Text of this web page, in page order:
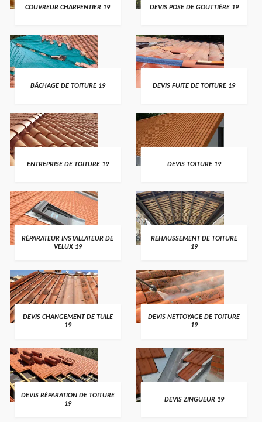
COUVREUR CHARPENTIER 19 DEVIS POSE DE GOUTTIÈRE 19
BÂCHAGE DE TOITURE 19 DEVIS FUITE DE TOITURE 19
ENTREPRISE DE TOITURE 19 DEVIS TOITURE 19
RÉPARATEUR INSTALLATEUR DE
VELUX 19
REHAUSSEMENT DE TOITURE
19
DEVIS CHANGEMENT DE TUILE
19
DEVIS NETTOYAGE DE TOITURE
19
DEVIS RÉPARATION DE TOITURE
19
DEVIS ZINGUEUR 19